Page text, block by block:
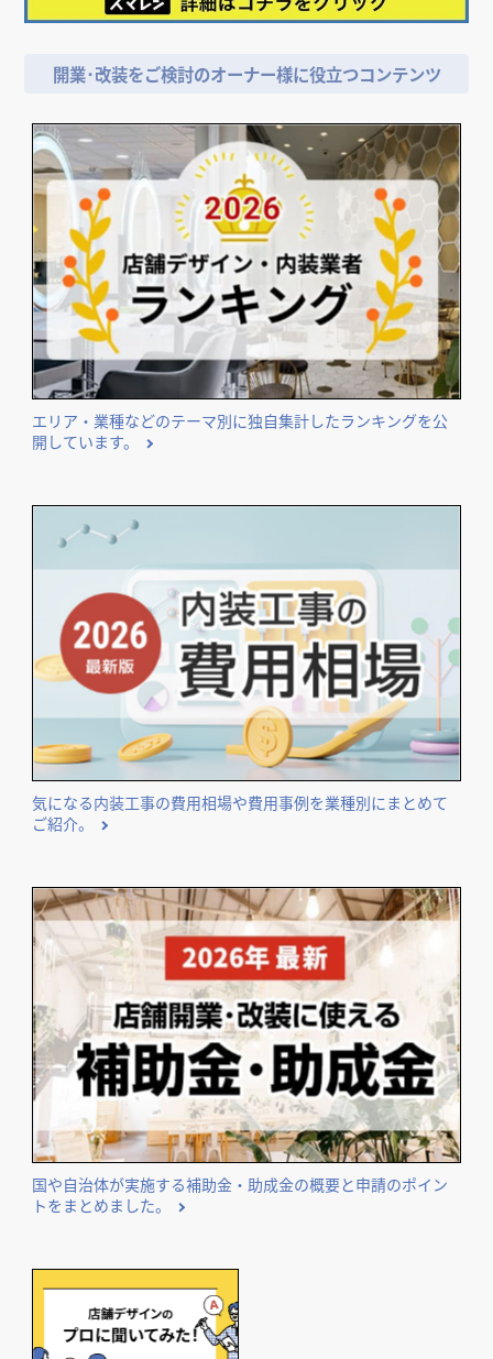
開業･改装をご検討のオーナー様に役立つコンテンツ
エリア・業種などのテーマ別に独自集計したランキングを公
開しています。
気になる内装工事の費用相場や費用事例を業種別にまとめて
ご紹介。
国や自治体が実施する補助金・助成金の概要と申請のポイン
トをまとめました。